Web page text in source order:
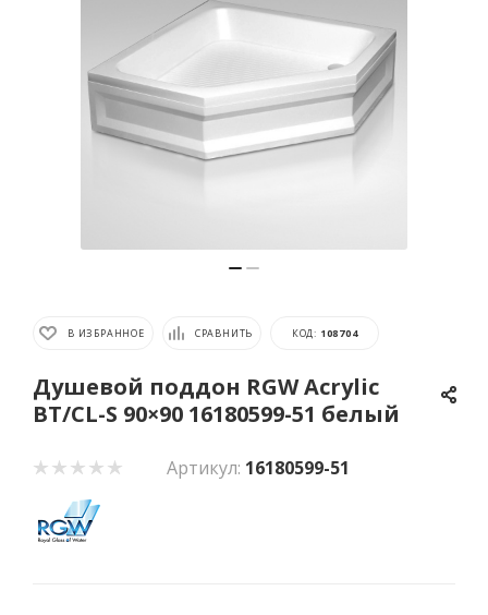
В ИЗБРАННОЕ СРАВНИТЬ КОД: 108704
Душевой поддон RGW Acrylic
BT/CL-S 90×90 16180599-51 белый
Артикул: 16180599-51